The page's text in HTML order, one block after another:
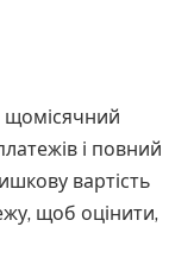
щомісячний
і повний
вартість
щоб оцінити,